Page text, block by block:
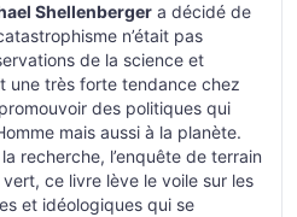
Shellenberger a décidé de
n’était pas
de la science et
une très forte tendance chez
des politiques qui
mais aussi à la planète.
recherche, l’enquête de terrain
ce livre lève le voile sur les
et idéologiques qui se